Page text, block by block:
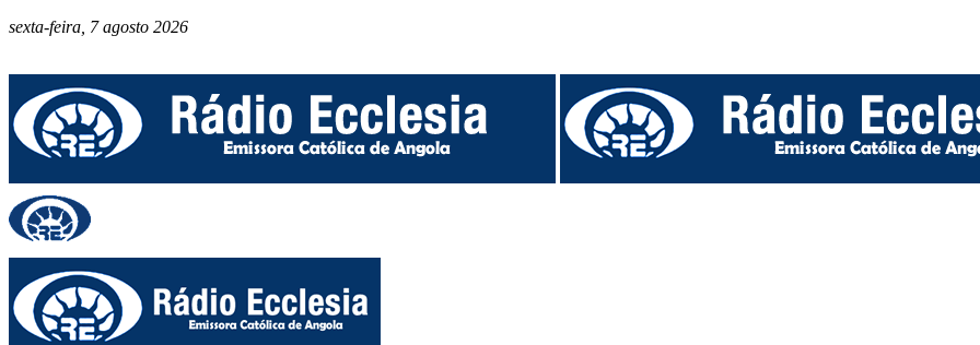
sexta-feira, 7 agosto 2026